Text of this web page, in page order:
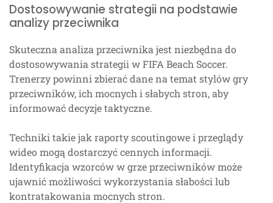
Dostosowywanie strategii na podstawie
analizy przeciwnika
Skuteczna analiza przeciwnika jest niezbędna do
dostosowywania strategii w FIFA Beach Soccer.
Trenerzy powinni zbierać dane na temat stylów gry
przeciwników, ich mocnych i słabych stron, aby
informować decyzje taktyczne.
Techniki takie jak raporty scoutingowe i przeglądy
wideo mogą dostarczyć cennych informacji.
Identyfikacja wzorców w grze przeciwników może
ujawnić możliwości wykorzystania słabości lub
kontratakowania mocnych stron.